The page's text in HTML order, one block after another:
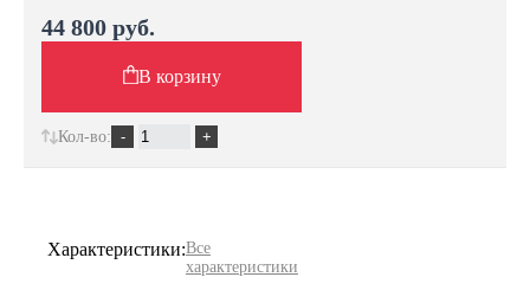
Характеристики:Все
характеристики
44 800 руб.
В корзину
Кол-во: